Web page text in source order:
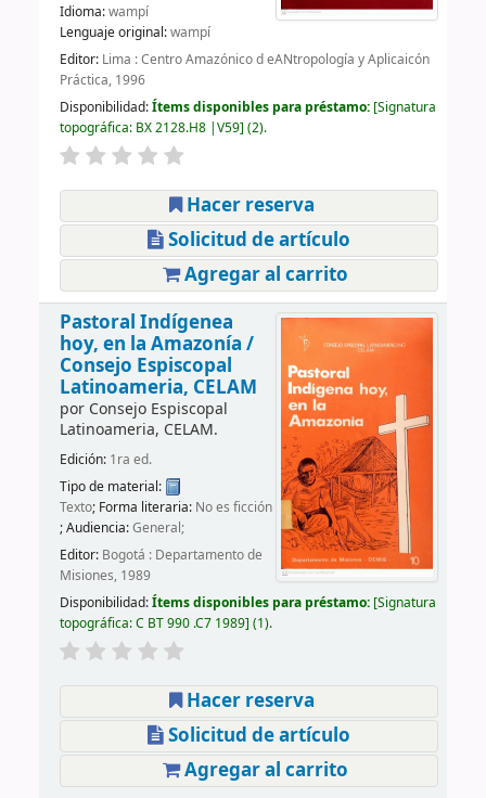
Idioma:wampí
Lenguaje original:wampí
Editor: Lima : Centro Amazónico d eANtropología y Aplicaicón
Práctica, 1996
Disponibilidad:Ítems disponibles para préstamo: Signatura
topográfica: BX 2128.H8 |V59 (2).
Hacer reserva
Solicitud de artículo
Agregar al carrito
Pastoral Indígenea
hoy, en la Amazonía /
Consejo Espiscopal
Latinoameria, CELAM
por Consejo Espiscopal
Latinoameria, CELAM.
Edición: 1ra ed.
Tipo de material:
Texto; Forma literaria: No es ficción
; Audiencia:General;
Editor: Bogotá : Departamento de
Misiones, 1989
Disponibilidad:Ítems disponibles para préstamo: Signatura
topográfica:C BT 990 .C7 1989 (1).
Hacer reserva
Solicitud de artículo
Agregar al carrito